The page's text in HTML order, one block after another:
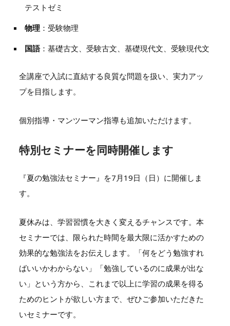
テストゼミ
物理：受験物理
国語：基礎古文、受験古文、基礎現代文、受験現代文
全講座で入試に直結する良質な問題を扱い、実力アッ
プを目指します。
個別指導・マンツーマン指導も追加いただけます。
特別セミナーを同時開催します
『夏の勉強法セミナー』を7月19日（日）に開催しま
す。
夏休みは、学習習慣を大きく変えるチャンスです。本
セミナーでは、限られた時間を最大限に活かすための
効果的な勉強法をお伝えします。「何をどう勉強すれ
ばいいかわからない」「勉強しているのに成果が出な
い」という方から、これまで以上に学習の成果を得る
ためのヒントが欲しい方まで、ぜひご参加いただきた
いセミナーです。